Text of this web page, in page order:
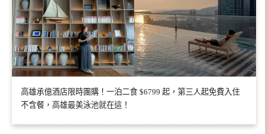
高雄承億酒店限時團購！一泊二食 $6799 起，第三人起免費入住
不含餐，高雄最美泳池就在這！